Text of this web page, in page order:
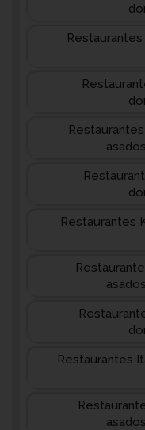
Restaurantes
Restaurantes